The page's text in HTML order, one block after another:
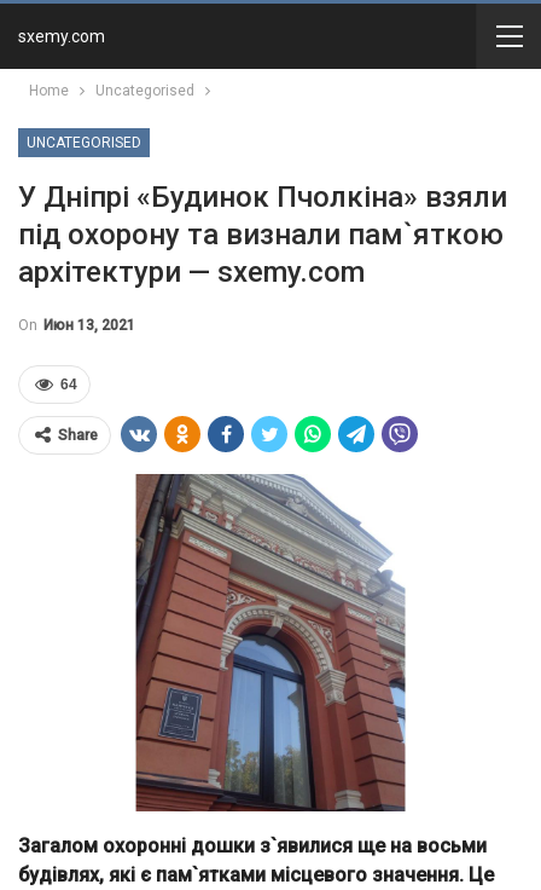
sxemy.com
Home Uncategorised
UNCATEGORISED
У Дніпрі «Будинок Пчолкіна» взяли
під охорону та визнали пам`яткою
архітектури — sxemy.com
On Июн 13, 2021
64
Share
Загалом охоронні дошки з`явилися ще на восьми
будівлях, які є пам`ятками місцевого значення. Це